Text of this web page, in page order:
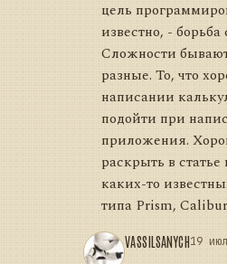
цель
известно, -
Сложности
разные. То, что
написании
подойти при
приложения.
раскрыть в
каких-то
типа Prism,
VASSILSANYCH19